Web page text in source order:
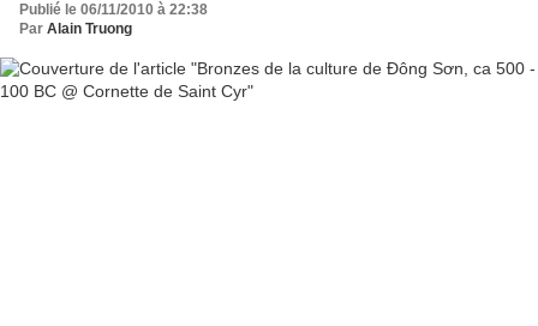
Publié le 06/11/2010 à 22:38
Par Alain Truong